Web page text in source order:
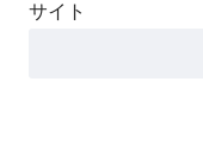
サイト